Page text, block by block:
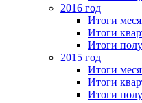
2016 год
Итоги
Итоги
Итоги
2015 год
Итоги
Итоги
Итоги